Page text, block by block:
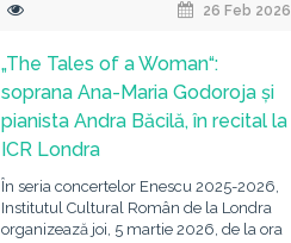
26 Feb 2026
„The Tales of a Woman“:
soprana Ana-Maria Godoroja și
pianista Andra Băcilă, în recital la
ICR Londra
În seria concertelor Enescu 2025-2026,
Institutul Cultural Român de la Londra
organizează joi, 5 martie 2026, de la ora